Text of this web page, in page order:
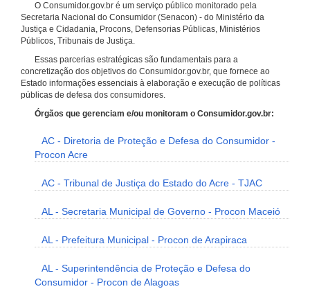
O Consumidor.gov.br é um serviço público monitorado pela
Secretaria Nacional do Consumidor (Senacon) - do Ministério da
Justiça e Cidadania, Procons, Defensorias Públicas, Ministérios
Públicos, Tribunais de Justiça.
Essas parcerias estratégicas são fundamentais para a
concretização dos objetivos do Consumidor.gov.br, que fornece ao
Estado informações essenciais à elaboração e execução de políticas
públicas de defesa dos consumidores.
Órgãos que gerenciam e/ou monitoram o Consumidor.gov.br:
AC - Diretoria de Proteção e Defesa do Consumidor -
Procon Acre
AC - Tribunal de Justiça do Estado do Acre - TJAC
AL - Secretaria Municipal de Governo - Procon Maceió
AL - Prefeitura Municipal - Procon de Arapiraca
AL - Superintendência de Proteção e Defesa do
Consumidor - Procon de Alagoas